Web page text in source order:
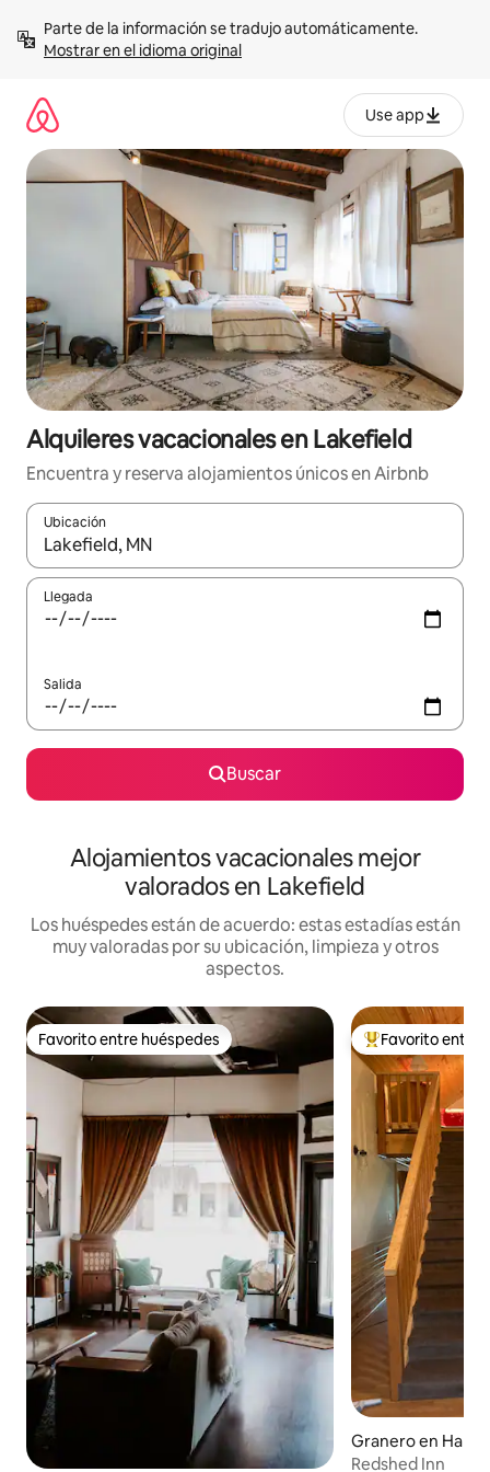
contenidoMostrar en el idioma original
Use app
Alquileres vacacionales en Lakefield
Encuentra y reserva alojamientos únicos en Airbnb
Ubicación
Cuando los resultados estén disponibles, navega con las
Llegada
Salida
Buscar
Alojamientos vacacionales mejor
valorados en Lakefield
Los huéspedes están de acuerdo: estas estadías están
muy valoradas por su ubicación, limpieza y otros
aspectos.
Favorito entre huéspedes
Favorito entre huéspedes Favorito entre
Favorito entre
Granero en
Redshed Inn